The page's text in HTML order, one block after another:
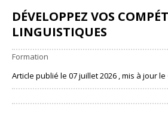
DÉVELOPPEZ VOS
LINGUISTIQUES
Formation
Article publié le 07 juillet 2026 , mis à jour le